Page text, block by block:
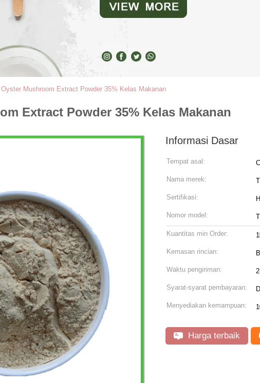
Oyster Mushroom Extract Powder 35% Kelas Makanan
Extract Powder 35% Kelas Makanan
Informasi Dasar
Tempat asal:
Nama merek:
Sertifikasi:
Nomor model:
Kuantitas min Order:
Kemasan rincian:
Waktu pengiriman:
Syarat-syarat pembayaran:
Menyediakan kemampuan:
Harga terbaik